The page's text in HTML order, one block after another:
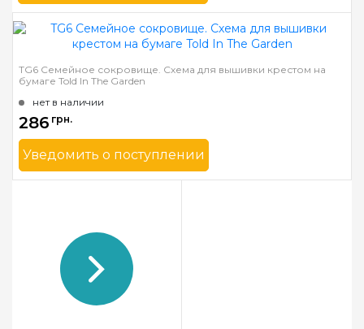
Бренд
Told In The Garden
Страна-производитель
США
Зашивка
TG6 Семейное сокровище. Схема для вышивки крестом на
бумаге Told In The Garden
нет в наличии
286 грн.
Уведомить о поступлении
Бренд
Told In The Garden
Зашивка